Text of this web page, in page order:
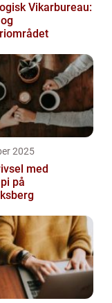
Vikarbureau:
2025
med
på